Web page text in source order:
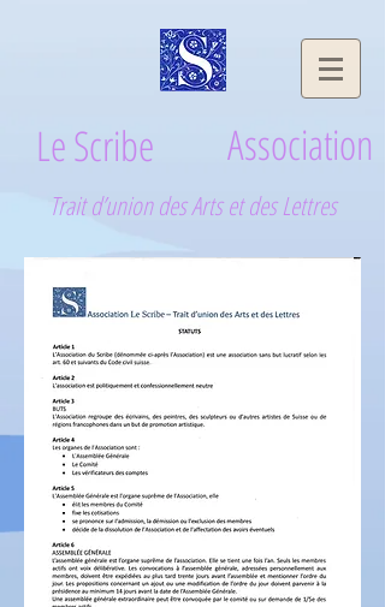
Le Scribe Association
Trait d’union des Arts et des Lettres